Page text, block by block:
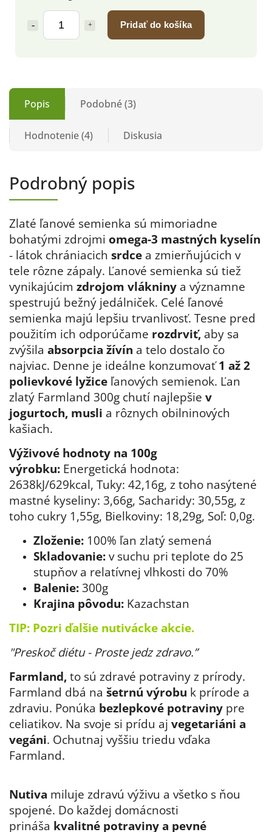
Pridať do košíka
Popis Podobné (3)
Hodnotenie (4) Diskusia
Podrobný popis
Zlaté ľanové semienka sú mimoriadne
bohatými zdrojmi omega-3 mastných kyselín
- látok chrániacich srdce a zmierňujúcich v
tele rôzne zápaly. Ľanové semienka sú tiež
vynikajúcim zdrojom vlákniny a významne
spestrujú bežný jedálniček. Celé ľanové
semienka majú lepšiu trvanlivosť. Tesne pred
použitím ich odporúčame rozdrviť, aby sa
zvýšila absorpcia žívín a telo dostalo čo
najviac. Denne je ideálne konzumovať1 až 2
polievkové lyžice ľanových semienok. Ľan
zlatý Farmland 300g chutí najlepšie v
jogurtoch, musli a rôznych obilninových
kašiach.
Výživové hodnoty na 100g
výrobku: Energetická hodnota:
2638kJ/629kcal, Tuky: 42,16g, z toho nasýtené
mastné kyseliny: 3,66g, Sacharidy: 30,55g, z
toho cukry 1,55g, Bielkoviny: 18,29g, Soľ: 0,0g.
Zloženie: 100% ľan zlatý semená
Skladovanie: v suchu pri teplote do 25
stupňov a relatívnej vlhkosti do 70%
Balenie: 300g
Krajina pôvodu: Kazachstan
TIP: Pozri ďalšie nutivácke akcie.
"Preskoč diétu - Proste jedz zdravo.”
Farmland, to sú zdravé potraviny z prírody.
Farmland dbá na šetrnú výrobu k prírode a
zdraviu. Ponúka bezlepkové potraviny pre
celiatikov. Na svoje si prídu aj vegetariáni a
vegáni. Ochutnaj vyššiu triedu vďaka
Farmland.
Nutiva miluje zdravú výživu a všetko s ňou
spojené. Do každej domácnosti
prináša kvalitné potraviny a pevné